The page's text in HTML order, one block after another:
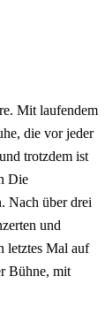
Mit laufendem
die vor jeder
trotzdem ist
Die
Nach über drei
und
letztes Mal auf
Bühne, mit